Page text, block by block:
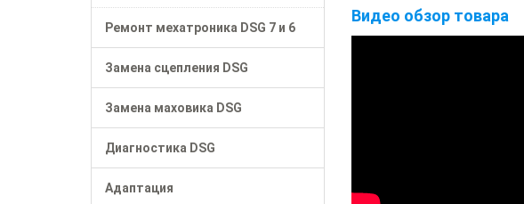
Ремонт мехатроника DSG 7 и 6
Замена сцепления DSG
Замена маховика DSG
Диагностика DSG
Адаптация
Видео обзор товара